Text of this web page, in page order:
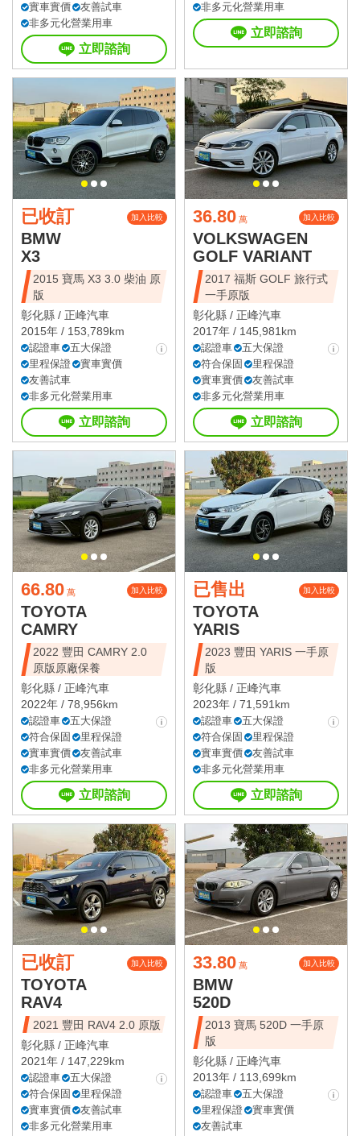
實車實價
友善試車
非多元化營業用車
立即諮詢
非多元化營業用車
立即諮詢
已收訂 加入比較
BMW
X3
2015 寶馬 X3 3.0 柴油 原
版
彰化縣 / 正峰汽車
2015年 / 153,789km
認證車
五大保證
里程保證
實車實價
友善試車
非多元化營業用車
立即諮詢
36.80 萬 加入比較
VOLKSWAGEN
GOLF VARIANT
2017 福斯 GOLF 旅行式
一手原版
彰化縣 / 正峰汽車
2017年 / 145,981km
認證車
五大保證
符合保固
里程保證
實車實價
友善試車
非多元化營業用車
立即諮詢
66.80 萬 加入比較
TOYOTA
CAMRY
2022 豐田 CAMRY 2.0
原版原廠保養
彰化縣 / 正峰汽車
2022年 / 78,956km
認證車
五大保證
符合保固
里程保證
實車實價
友善試車
非多元化營業用車
立即諮詢
已售出 加入比較
TOYOTA
YARIS
2023 豐田 YARIS 一手原
版
彰化縣 / 正峰汽車
2023年 / 71,591km
認證車
五大保證
符合保固
里程保證
實車實價
友善試車
非多元化營業用車
立即諮詢
已收訂 加入比較
TOYOTA
RAV4
2021 豐田 RAV4 2.0 原版
彰化縣 / 正峰汽車
2021年 / 147,229km
認證車
五大保證
符合保固
里程保證
實車實價
友善試車
非多元化營業用車
33.80 萬 加入比較
BMW
520D
2013 寶馬 520D 一手原
版
彰化縣 / 正峰汽車
2013年 / 113,699km
認證車
五大保證
里程保證
實車實價
友善試車